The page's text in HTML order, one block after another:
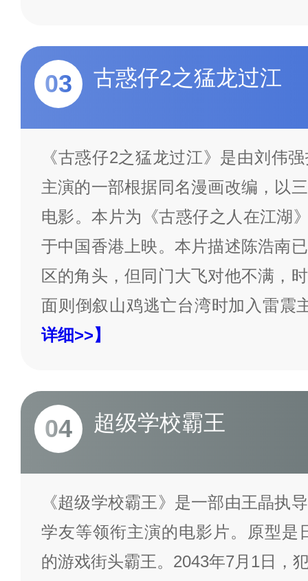
03 古惑仔2之猛龙过江
《古惑仔2之猛龙过江》是由刘伟
主演的一部根据同名漫画改编，以
电影。本片为《古惑仔之人在江湖
于中国香港上映。本片描述陈浩南
区的角头，但同门大飞对他不满，
面则倒叙山鸡逃亡台湾时加入雷震
详细>>】
04 超级学校霸王
《超级学校霸王》是一部由王晶执
学友等领衔主演的电影片。原型是
的游戏街头霸王。2043年7月1日，